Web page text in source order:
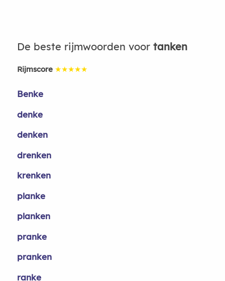
De beste rijmwoorden voor tanken
Rijmscore ★★★★★
Benke
denke
denken
drenken
krenken
planke
planken
pranke
pranken
ranke